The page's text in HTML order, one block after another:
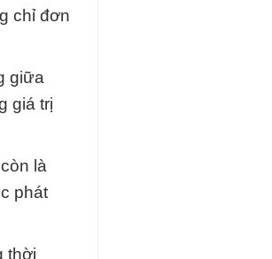
chỉ đơn
giữa
giá trị
là
phát
thời